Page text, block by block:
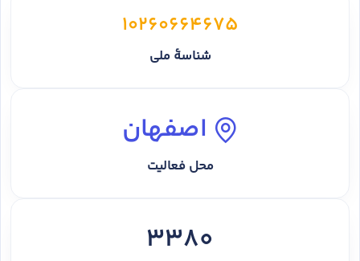
10260664675
شناسهٔ ملی
اصفهان
محل فعالیت
3380